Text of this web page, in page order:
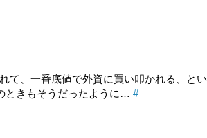
て、一番底値で外資に買い叩かれる、とい
ときもそうだったように… #